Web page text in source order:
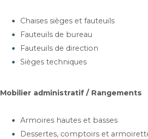
Chaises sièges et fauteuils
Fauteuils de bureau
Fauteuils de direction
Sièges techniques
Mobilier administratif / Rangements
Armoires hautes et basses
Dessertes, comptoirs et
Tables de pique